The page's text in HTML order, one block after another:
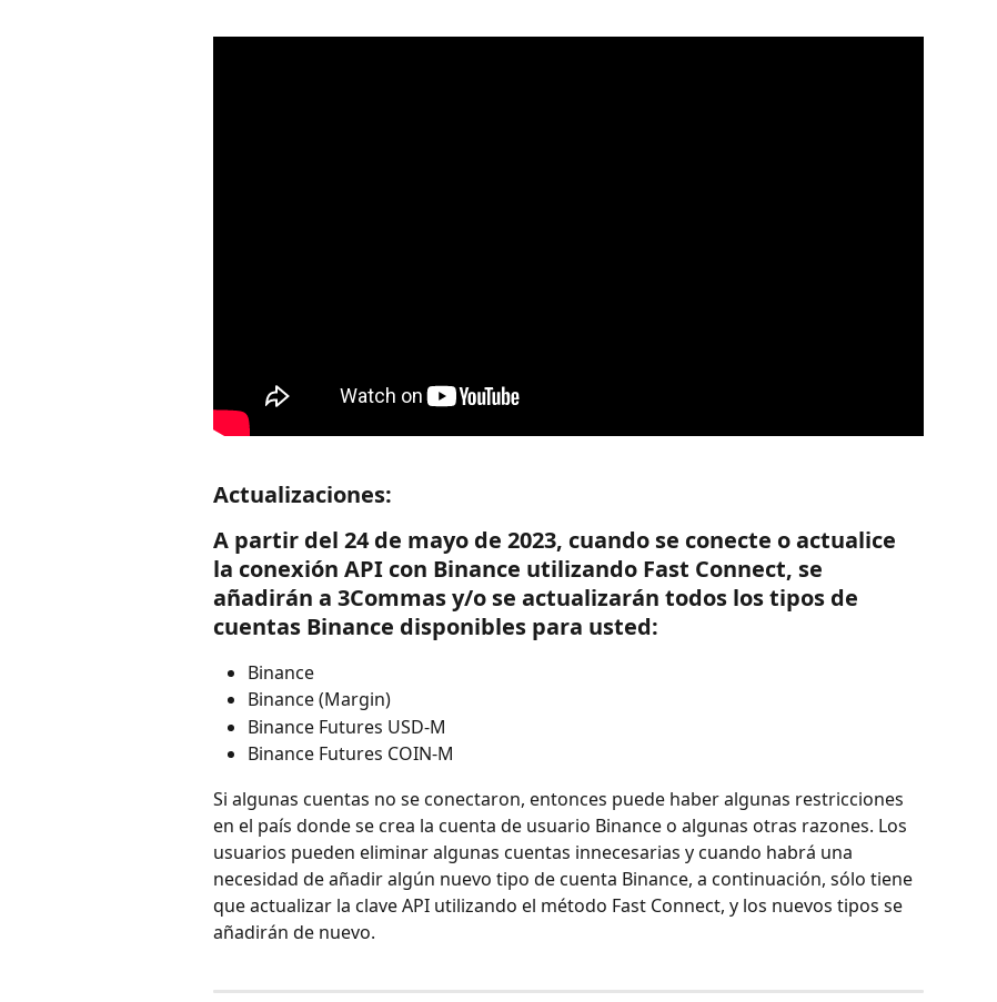
Actualizaciones:
A partir del 24 de mayo de 2023, cuando se conecte o actualice
la conexión API con Binance utilizando Fast Connect, se
añadirán a 3Commas y/o se actualizarán todos los tipos de
cuentas Binance disponibles para usted:
Binance
Binance (Margin)
Binance Futures USD-M
Binance Futures COIN-M
Si algunas cuentas no se conectaron, entonces puede haber algunas restricciones
en el país donde se crea la cuenta de usuario Binance o algunas otras razones. Los
usuarios pueden eliminar algunas cuentas innecesarias y cuando habrá una
necesidad de añadir algún nuevo tipo de cuenta Binance, a continuación, sólo tiene
que actualizar la clave API utilizando el método Fast Connect, y los nuevos tipos se
añadirán de nuevo.